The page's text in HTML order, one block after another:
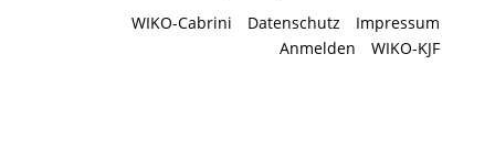
Impressum
Datenschutz
WIKO-Cabrini
WIKO-KJF
Anmelden